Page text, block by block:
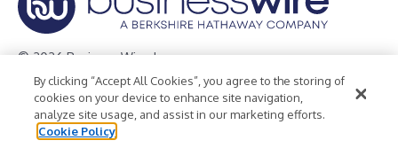
© 2026 Business Wire, Inc.
Privacy Policy Cookie Policy
Accessibility Statement
Terms of Use
Legal
By clicking “Accept All Cookies”, you agree to the storing of
cookies on your device to enhance site navigation,
analyze site usage, and assist in our marketing efforts.
Cookie Policy